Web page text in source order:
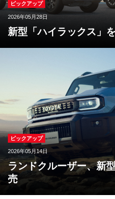
ピックアップ
2026年05月28日
新型「ハイラックス」
ピックアップ
2026年05月14日
ランドクルーザー、新
売